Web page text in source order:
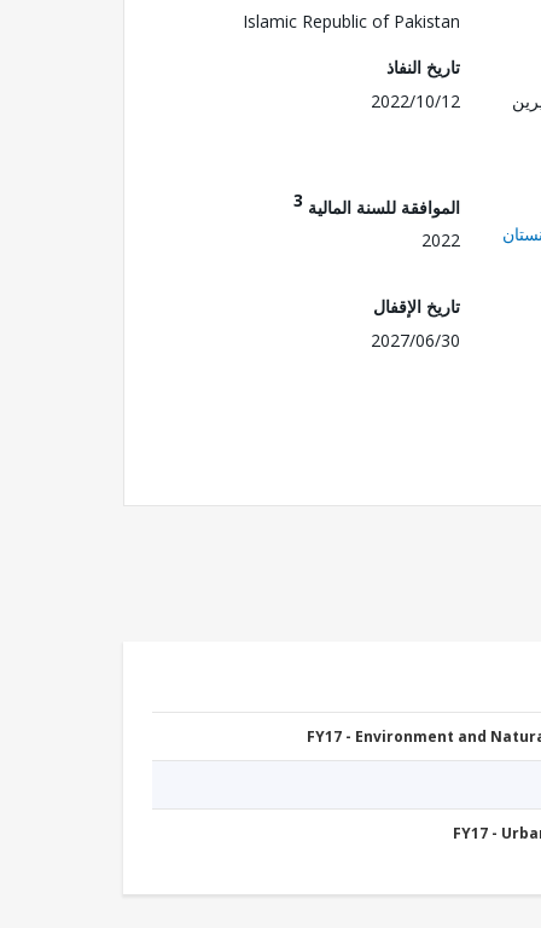
Islamic Republic of Pakistan
تاريخ النفاذ
2022/10/12
الموافقة للسنة المالية 3
2022
تاريخ الإقفال
2027/06/30
FY17 - Environment and
FY17 -